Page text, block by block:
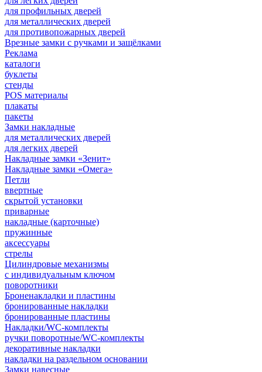
для профильных дверей
для металлических дверей
для противопожарных дверей
Врезные замки с ручками и защёлками
Реклама
каталоги
буклеты
стенды
POS материалы
плакаты
пакеты
Замки накладные
для металлических дверей
для легких дверей
Накладные замки «Зенит»
Накладные замки «Омега»
Петли
ввертные
скрытой установки
приварные
накладные (карточные)
пружинные
аксессуары
стрелы
Цилиндровые механизмы
с индивидуальным ключом
поворотники
Броненакладки и пластины
бронированные накладки
бронированные пластины
Накладки/WC-комплекты
ручки поворотные/WC-комплекты
декоративные накладки
накладки на раздельном основании
Замки навесные